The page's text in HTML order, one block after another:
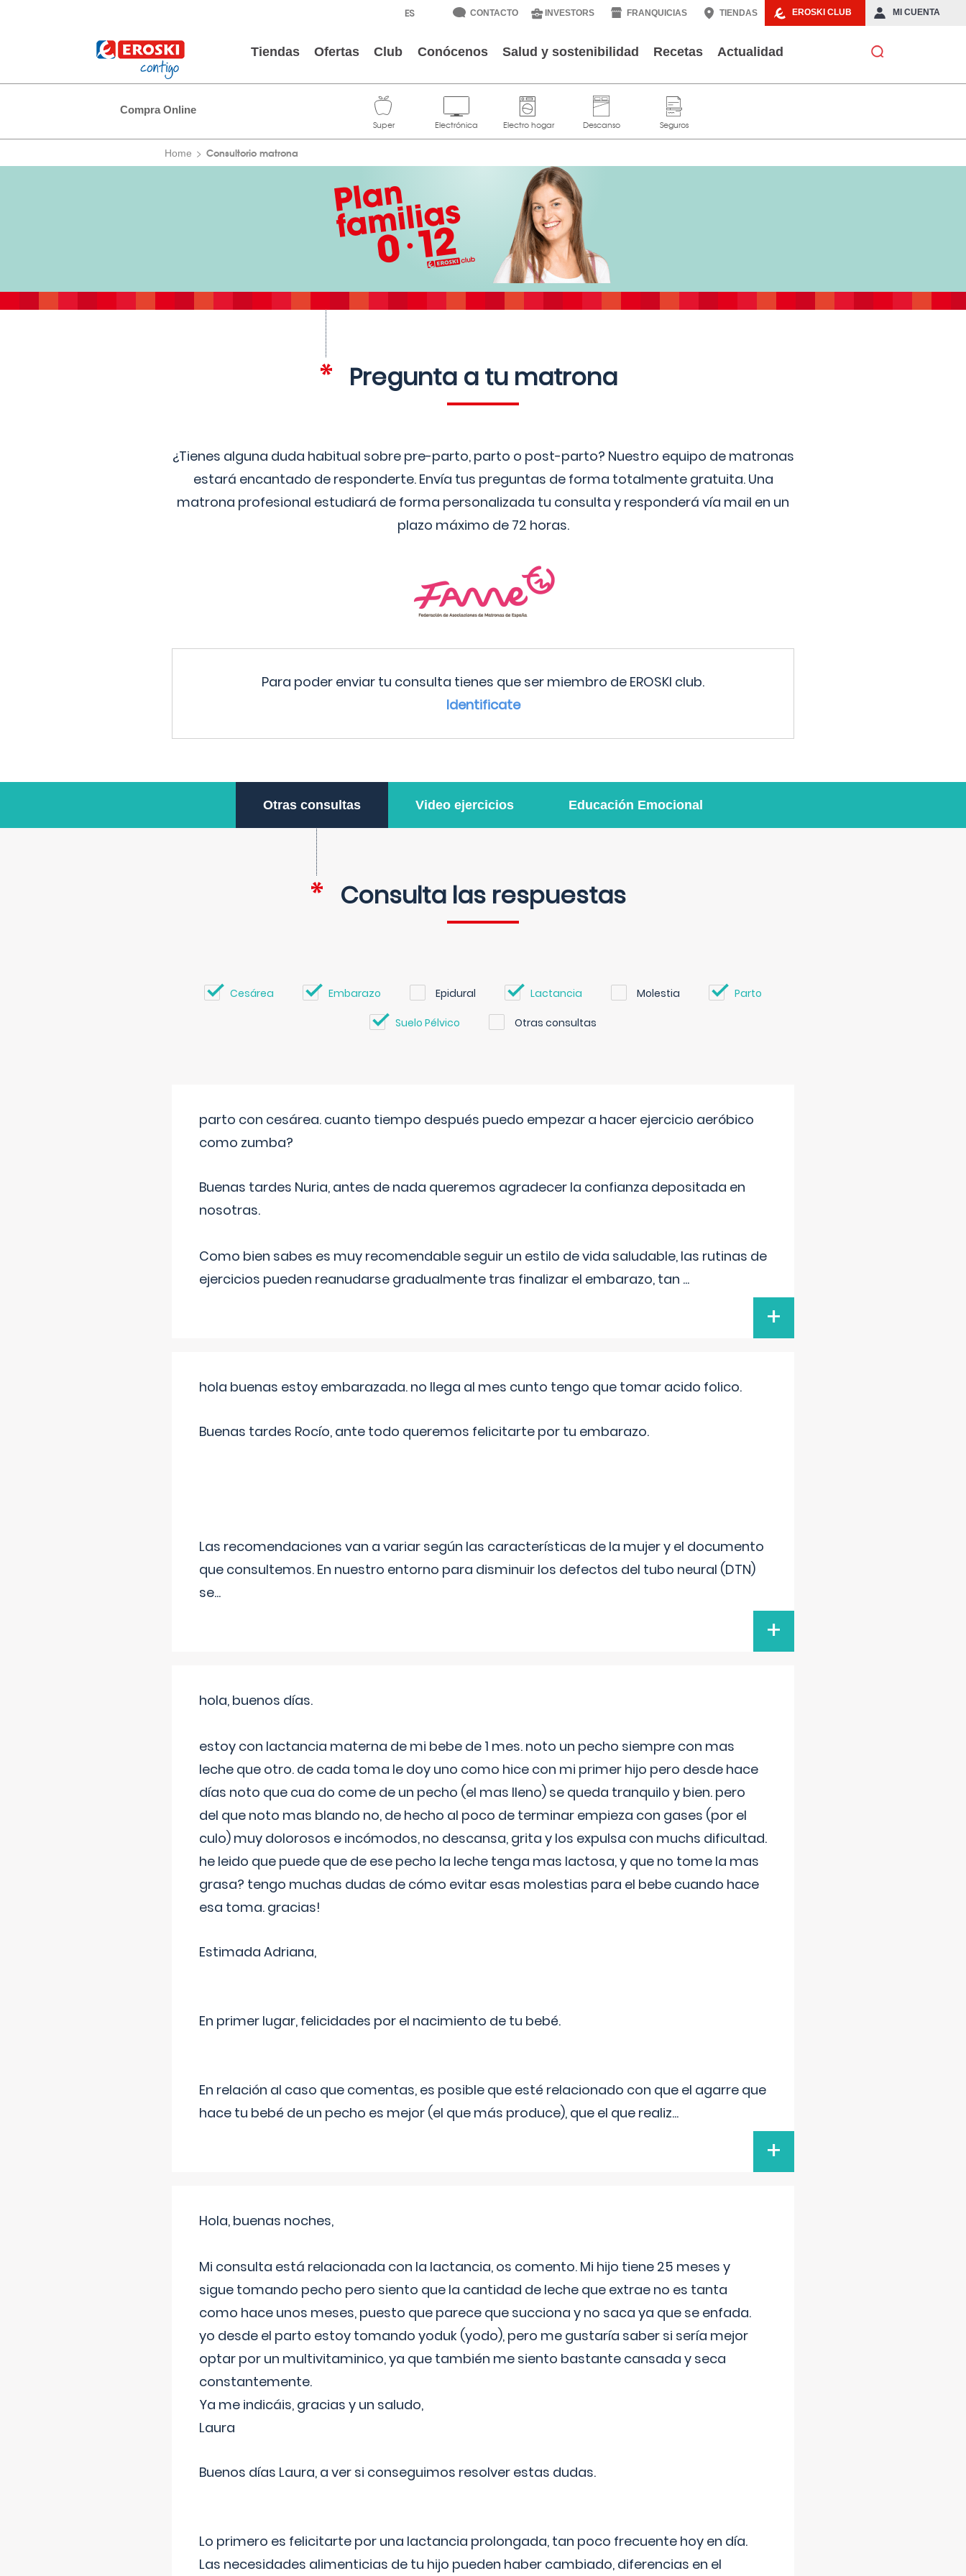
EROSKI CLUB MI CUENTA
CONTACTO INVESTORS FRANQUICIAS TIENDAS
Tiendas Ofertas Club Conócenos Salud y sostenibilidad Recetas Actualidad
Compra Online
Home Consultorio matrona
Pregunta a tu matrona
¿Tienes alguna duda habitual sobre pre-parto, parto o post-parto? Nuestro equipo de matronas
estará encantado de responderte. Envía tus preguntas de forma totalmente gratuita. Una
matrona profesional estudiará de forma personalizada tu consulta y responderá vía mail en un
plazo máximo de 72 horas.
Para poder enviar tu consulta tienes que ser miembro de EROSKI club.
Identificate
Otras consultas Video ejercicios Educación Emocional
Consulta las respuestas
Cesárea Embarazo Epidural Lactancia Molestia Parto
Suelo Pélvico Otras consultas
parto con cesárea. cuanto tiempo después puedo empezar a hacer ejercicio aeróbico
como zumba?
Buenas tardes Nuria, antes de nada queremos agradecer la confianza depositada en
nosotras.
Como bien sabes es muy recomendable seguir un estilo de vida saludable, las rutinas de
ejercicios pueden reanudarse gradualmente tras finalizar el embarazo, tan ...
+
hola buenas estoy embarazada. no llega al mes cunto tengo que tomar acido folico.
Buenas tardes Rocío, ante todo queremos felicitarte por tu embarazo.
Las recomendaciones van a variar según las características de la mujer y el documento
que consultemos. En nuestro entorno para disminuir los defectos del tubo neural (DTN)
se...
+
hola, buenos días.
estoy con lactancia materna de mi bebe de 1 mes. noto un pecho siempre con mas
leche que otro. de cada toma le doy uno como hice con mi primer hijo pero desde hace
días noto que cua do come de un pecho (el mas lleno) se queda tranquilo y bien. pero
del que noto mas blando no, de hecho al poco de terminar empieza con gases (por el
culo) muy dolorosos e incómodos, no descansa, grita y los expulsa con muchs dificultad.
he leido que puede que de ese pecho la leche tenga mas lactosa, y que no tome la mas
grasa? tengo muchas dudas de cómo evitar esas molestias para el bebe cuando hace
esa toma. gracias!
Estimada Adriana,
En primer lugar, felicidades por el nacimiento de tu bebé.
En relación al caso que comentas, es posible que esté relacionado con que el agarre que
hace tu bebé de un pecho es mejor (el que más produce), que el que realiz...
+
Hola, buenas noches,
Mi consulta está relacionada con la lactancia, os comento. Mi hijo tiene 25 meses y
sigue tomando pecho pero siento que la cantidad de leche que extrae no es tanta
como hace unos meses, puesto que parece que succiona y no saca ya que se enfada.
yo desde el parto estoy tomando yoduk (yodo), pero me gustaría saber si sería mejor
optar por un multivitaminico, ya que también me siento bastante cansada y seca
constantemente.
Ya me indicáis, gracias y un saludo,
Laura
Buenos días Laura, a ver si conseguimos resolver estas dudas.
Lo primero es felicitarte por una lactancia prolongada, tan poco frecuente hoy en día.
Las necesidades alimenticias de tu hijo pueden haber cambiado, diferencias en el